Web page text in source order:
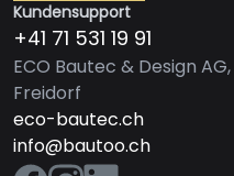
Kundensupport
+41 71 531 19 91
ECO Bautec & Design
Freidorf
eco-bautec.ch
info@bautoo.ch